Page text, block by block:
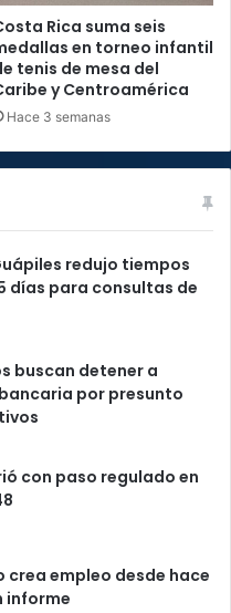
Rica suma seis
en torneo infantil
tenis de mesa del
y Centroamérica
Hace 3 semanas
redujo tiempos
días para consultas de
buscan detener a
por presunto
con paso regulado en
crea empleo desde hace
informe